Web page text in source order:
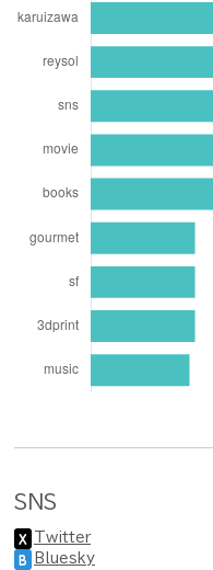
SNS
X Twitter
B Bluesky